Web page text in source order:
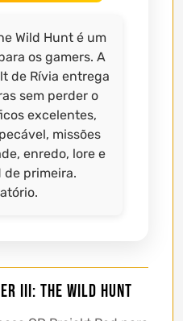
Wild Hunt é um
os gamers. A
de Rívia entrega
sem perder o
excelentes,
missões
enredo, lore e
primeira.
III: The Wild Hunt